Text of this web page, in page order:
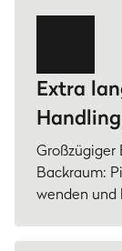
Extra
Handling
Großzügiger
Backraum:
wenden und